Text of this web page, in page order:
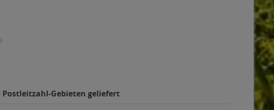
Gebieten geliefert